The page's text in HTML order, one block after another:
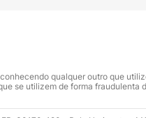
qualquer outro que
se utilizem de forma fraudulenta